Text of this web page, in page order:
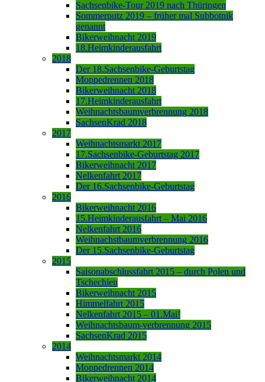
Sachsenbike-Tour 2019 nach Thüringen
Sommerputz 2019 – früher mal Subbotnik
genannt
Bikerweihnacht 2019
18.Heimkinderausfahrt
2018
Der 18.Sachsenbike-Geburtstag
Moppedrennen 2018
Bikerweihnacht 2018
17.Heimkinderausfahrt
Weihnachtsbaumverbrennung 2018
SachsenKrad 2018
2017
Weihnachtsmarkt 2017
17.Sachsenbike-Geburtstag 2017
Bikerweihnacht 2017
Nelkenfahrt 2017
Der 16.Sachsenbike-Geburtstag
2016
Bikerweihnacht 2016
15.Heimkinderausfahrt – Mai 2016
Nelkenfahrt 2016
Weihnachstbaumverbrennung 2016
Der 15.Sachsenbike-Geburtstag
2015
Saisonabschlussfahrt 2015 – durch Polen und
Tschechien
Bikerweihnacht 2015
Himmelfahrt 2015
Nelkenfahrt 2015 – 01.Mai!
Weihnachtsbaum-verbrennung 2015
SachsenKrad 2015
2014
Weihnachtsmarkt 2014
Moppedrennen 2014
Bikerweihnacht 2014